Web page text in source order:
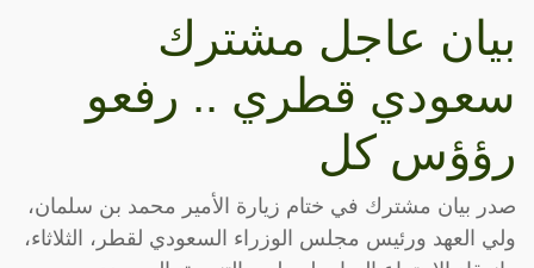
بيان عاجل مشترك
سعودي قطري .. رفعو
رؤؤس كل
صدر بيان مشترك في ختام زيارة الأمير محمد بن سلمان،
ولي العهد ورئيس مجلس الوزراء السعودي لقطر، الثلاثاء،